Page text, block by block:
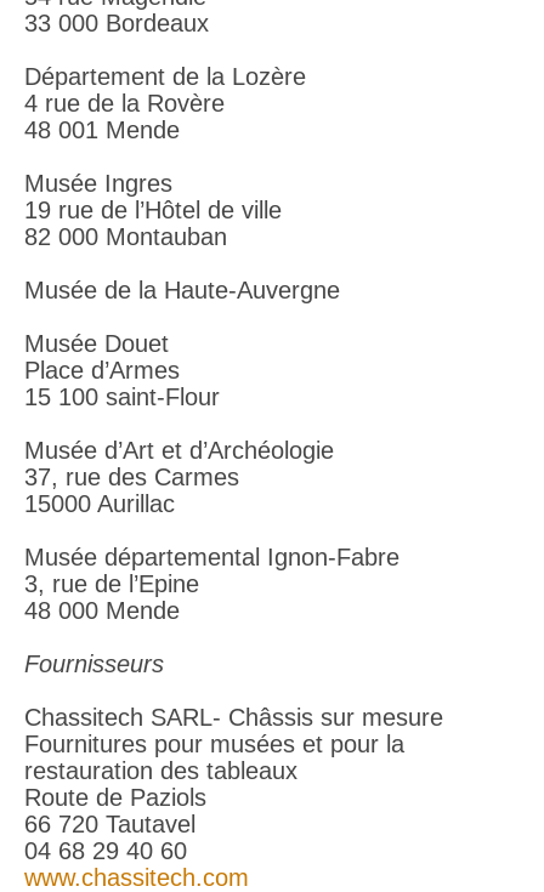
33 000 Bordeaux
Département de la Lozère
4 rue de la Rovère
48 001 Mende
Musée Ingres
19 rue de l’Hôtel de ville
82 000 Montauban
Musée de la Haute-Auvergne
Musée Douet
Place d’Armes
15 100 saint-Flour
Musée d’Art et d’Archéologie
37, rue des Carmes
15000 Aurillac
Musée départemental Ignon-Fabre
3, rue de l’Epine
48 000 Mende
Fournisseurs
Chassitech SARL- Châssis sur mesure
Fournitures pour musées et pour la
restauration des tableaux
Route de Paziols
66 720 Tautavel
04 68 29 40 60
www.chassitech.com